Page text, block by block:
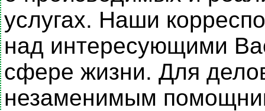
услугах. Наши
над интересующими
сфере жизни. Для
незаменимым